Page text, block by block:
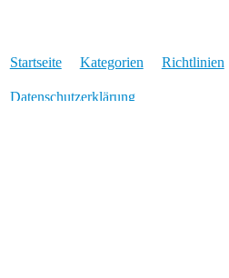
Startseite Kategorien Richtlinien
Datenschutzerklärung